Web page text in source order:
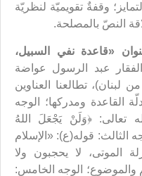
وقفةٌ تقويميّة لنظريّة
النصّ بالمصلحة.
قاعدة نفي السبيل،
عبد الرسول عواضة
لبنان)، تطالعنا العناوين
القاعدة ومدركها؛ الوجه
تعالى: ﴿وَلَنْ يَجْعَلَ اللهُ
الثالث: قوله(ع): «الإسلام
الموتى، لا يحجبون ولا
والموضوع؛ الوجه الخامس: